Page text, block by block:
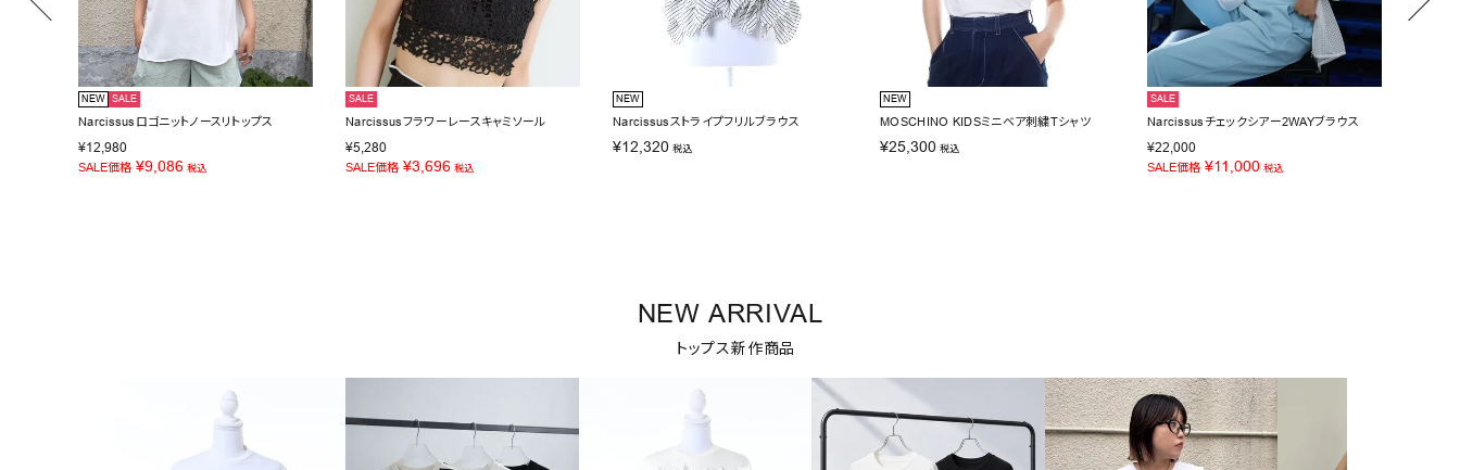
NEW SALE
Narcissusロゴニットノースリトップス
¥12,980
SALE価格 ¥9,086 税込
SALE
Narcissusフラワーレースキャミソール
¥5,280
SALE価格 ¥3,696 税込
NEW
Narcissusストライプフリルブラウス
¥12,320 税込
NEW
MOSCHINO KIDSミニベア刺繍Tシャツ
¥25,300 税込
SALE
Narcissusチェックシアー2WAYブラウス
¥22,000
SALE価格 ¥11,000 税込
NEW ARRIVAL
トップス新作商品